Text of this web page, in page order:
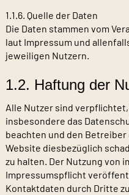
1.1.6. Quelle der Daten
Die Daten stammen vom
laut Impressum und
jeweiligen Nutzern.
1.2. Haftung der
Alle Nutzer sind verpflichtet,
insbesondere das
beachten und den
Website diesbezüglich
zu halten. Der Nutzung von
Impressumspflicht
Kontaktdaten durch Dritte